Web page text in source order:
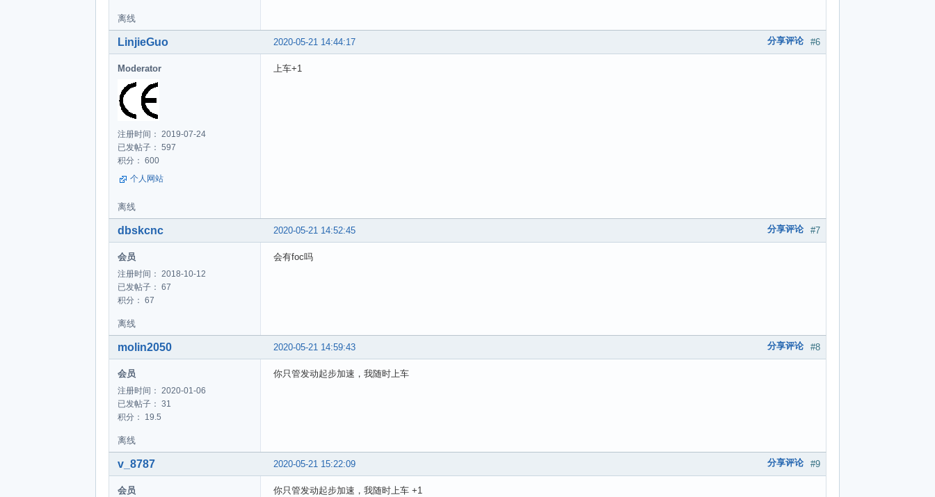
离线
#6
2020-05-21 14:44:17 分享评论
LinjieGuo
Moderator
注册时间： 2019-07-24
已发帖子： 597
积分： 600
个人网站
上车+1
离线
#7
2020-05-21 14:52:45 分享评论
dbskcnc
会员
注册时间： 2018-10-12
已发帖子： 67
积分： 67
会有foc吗
离线
#8
2020-05-21 14:59:43 分享评论
molin2050
会员
注册时间： 2020-01-06
已发帖子： 31
积分： 19.5
你只管发动起步加速，我随时上车
离线
#9
2020-05-21 15:22:09 分享评论
v_8787
会员 你只管发动起步加速，我随时上车 +1